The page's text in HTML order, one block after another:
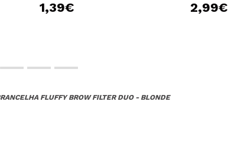
1,39€ 2,99€
FLUFFY BROW FILTER DUO - BLONDE